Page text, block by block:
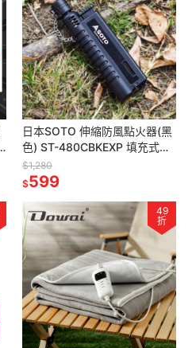
日本SOTO 伸縮防風點火器(黑
色) ST-480CBKEXP 填充式打
火機 附防塵蓋 露營 野營
$1,280
$599
49
折